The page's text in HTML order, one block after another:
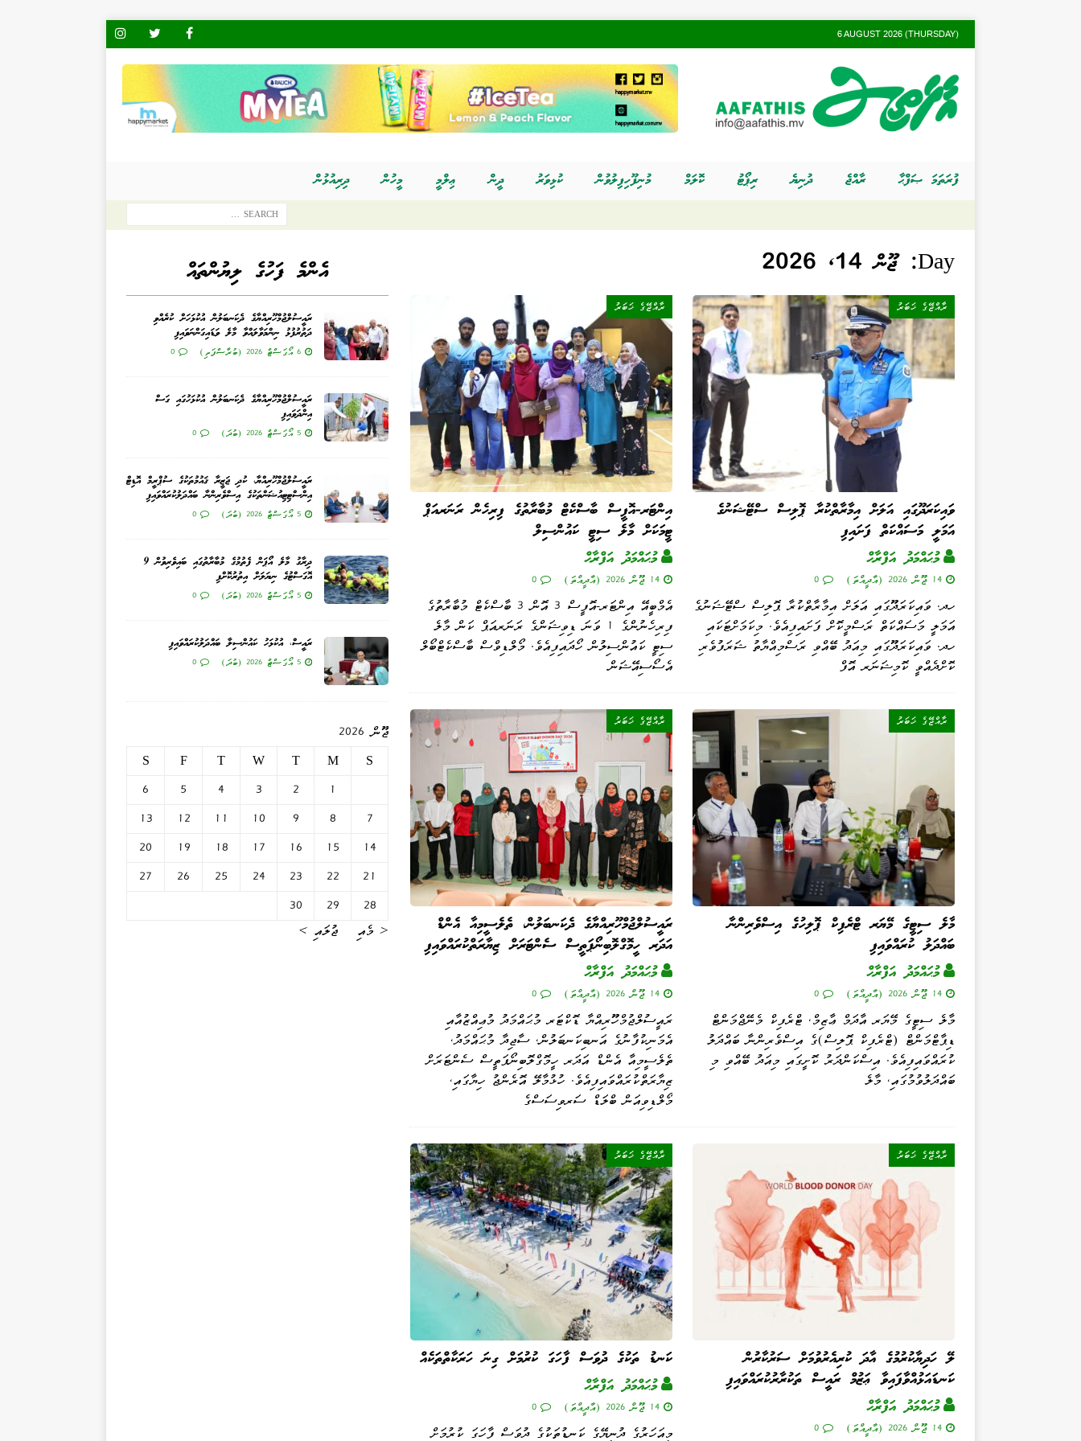
6 AUGUST 2026 (THURSDAY)
ފުރަތަމަ ޞަފްޙާ ރާއްޖެ ދުނިޔެ ރިޕޯޓު ކޮލަމް މުނިފޫހިފިލުވުން ކުޅިވަރު ދީން ޢިލްމީ މީހުން ދިރިއުޅުން
Day: ޖޫން 14, 2026
ރާއްޖޭގެ ޚަބަރު
ވައިކަރަދޫގައި އަލަށް އިމާރާތްކުރާ ޕޮލިސް ސްޓޭޝަނުގެ
އަމަލީ މަސައްކަތް ފަށައިފި
މުޙައްމަދު އަފްރާޙް
14 ޖޫން 2026 (އާދީއްތަ) 0
ހދ. ވައިކަރަދޫގައި އަލަށް އިމާރާތްކުރާ ޕޮލިސް ސްޓޭޝަނުގެ
އަމަލީ މަސައްކަތް ރަސްމީކޮށް ފަށައިފިއެވެ. މިކަމަށްޓަކައި
ހދ. ވައިކަރަދޫގައި މިއަދު ބޭއްވި ރަސްމިއްޔާތު ޝަރަފުވެރި
ކޮށްދެއްވީ ކޮމިޝަނަރ އޮފް
ރާއްޖޭގެ ޚަބަރު
އިންޓަރ-އޮފީސް ބާސްކެޓް މުބާރާތުގެ ފިރިހެން ރަނަރއަޕް
ޓީމަކަށް މާލެ ސިޓީ ކައުންސިލް
މުޙައްމަދު އަފްރާޙް
14 ޖޫން 2026 (އާދީއްތަ) 0
އެމްބީއޭ އިންޓަރ-އޮފީސް 3 އޮން 3 ބާސްކެޓް މުބާރާތުގެ
ފިރިހެނުންގެ 1 ވަނަ ޑިވިޝަންގެ ރަނަރއަޕް ކަން މާލެ
ސިޓީ ކައުންސިލުން ހޯދައިފިއެވެ. މޯލްޑިވްސް ބާސްކެޓްބޯލް
އެސޯސިއޭޝަން
ރާއްޖޭގެ ޚަބަރު
މާލެ ސިޓީގެ މޭޔަރ ޓްރެފިކް ޕޮލިހުގެ އިސްވެރިންނާ
ބައްދަލު ކުރައްވައިފި
މުޙައްމަދު އަފްރާޙް
14 ޖޫން 2026 (އާދީއްތަ) 0
މާލެ ސިޓީގެ މޭޔަރ އާދަމް ޢާޒިމް، ޓްރެފިކް މެނޭޖްމަންޓް
ޑިޕާޓްމަންޓް (ޓްރެފިކް ޕޮލިސް)ގެ އިސްވެރިންނާ ބައްދަލު
ކުރައްވައިފިއެވެ. އިސްކަންދަރު ކޮށީގައި މިއަދު ބޭއްވި މި
ބައްދަލުވުމުގައި، މާލެ
ރާއްޖޭގެ ޚަބަރު
ރައީސުލްޖުމްހޫރިއްޔާގެ ދެކަނބަލުން، ތެލެސީމިއާ އެންޑް
އަދަރ ހީމޮގްލޮބިނޯޕަތީސް ސެންޓަރަށް ޒިޔާރަތްކުރައްވައިފި
މުޙައްމަދު އަފްރާޙް
14 ޖޫން 2026 (އާދީއްތަ) 0
ރައީސުލްޖުމްހޫރިއްޔާ ޑޮކްޓަރ މުޙައްމަދު މުޢިއްޒުއާއި
އެމަނިކުފާނުގެ އަނބިކަނބަލުން، ސާޖިދާ މުޙައްމަދު،
ތެލެސީމިއާ އެންޑް އަދަރ ހީމޮގްލޮބިނޯޕަތީސް ސެންޓަރަށް
ޒިޔާރަތްކުރައްވައިފިއެވެ. ހުޅުމާލޭ އޮރެންޖު ހިޔާގައި،
މޯލްޑިވިއަން ބްލަޑް ސަރވިސަސްގެ
ރާއްޖޭގެ ޚަބަރު
ލޭ ހަދިޔާކުރުމުގެ އާދަ ކުރިއެރުވުމަށް ސަރުކާރުން
ކަނޑައަޅުއްވާފައިވާ ޢަޒުމް ރައީސް ތަކުރާރުކުރައްވައިފި
މުޙައްމަދު އަފްރާޙް
14 ޖޫން 2026 (އާދީއްތަ) 0
ރާއްޖޭގެ ޚަބަރު
ކަނޑު ތަކުގެ ދުވަސް ފާހަގަ ކުރުމަށް ގިނަ ހަރަކާތްތަކެއް
މުޙައްމަދު އަފްރާޙް
14 ޖޫން 2026 (އާދީއްތަ) 0
މިއަހަރުގެ ދުނިޔޭގެ ކަނޑުތަކުގެ ދުވަސް ފާހަގަ ކުރުމަށް
އެންމެ ފަހުގެ ލިޔުންތައް
ރައީސުލްޖުމްހޫރިއްޔާގެ ދެކަނބަލުން އުކުޅަހަށް ކުރެއްވި
ދަތުރުފުޅު ނިންމަވާލައްވާ މާލެ ވަޑައިގަންނަވައިފި
6 އޯގަސްޓް 2026 (ބުރާސްފަތި) 0
ރައީސުލްޖުމްހޫރިއްޔާގެ ދެކަނބަލުން އުކުޅަހުގައި ގަސް
އިންދަވައިފި
5 އޯގަސްޓް 2026 (ބުދަ) 0
ރައީސުލްޖުމްހޫރިއްޔާ، ކުދި ޖަޒީރާ ޤައުމުތަކުގެ ސުޕްރީމް އޮޑިޓް
އިންސްޓިޓިއުޝަންތަކުގެ އިސްވެރިންނާ ބައްދަލުކުރައްވައިފި
5 އޯގަސްޓް 2026 (ބުދަ) 0
ދިރާގު މާލެ އޯޕަން ފެތުމުގެ މުބާރާތުގައި ބައިވެރިވުން 9
އޮގަސްޓުގެ ނިޔަލަށް އިތުރުކޮށްފި
5 އޯގަސްޓް 2026 (ބުދަ) 0
ރައީސް، އުކުޅަހު ކައުންސިލާ ބައްދަލުކުރައްވައިފި
5 އޯގަސްޓް 2026 (ބުދަ) 0
ޖޫން 2026
S
M
T
W
T
F
S
1
2
3
4
5
6
7
8
9
10
11
12
13
14
15
16
17
18
19
20
21
22
23
24
25
26
27
28
29
30
« މެއި
ޖުލައި »